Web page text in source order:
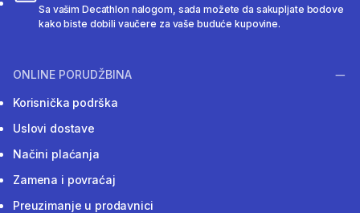
Sa vašim Decathlon nalogom, sada možete da sakupljate bodove
kako biste dobili vaučere za vaše buduće kupovine.
ONLINE PORUDŽBINA
Korisnička podrška
Uslovi dostave
Načini plaćanja
Zamena i povraćaj
Preuzimanje u prodavnici